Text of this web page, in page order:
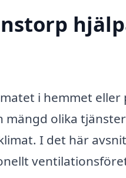
i hemmet eller
mängd olika
I det här